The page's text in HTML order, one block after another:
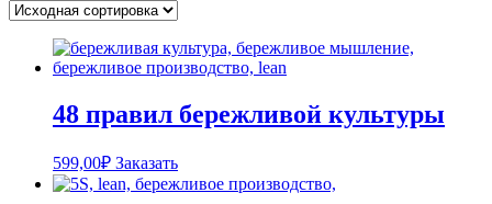
48 правил бережливой культуры
599,00₽ Заказать